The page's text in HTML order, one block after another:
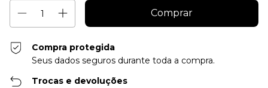
Compra protegida
Seus dados seguros durante toda a compra.
Trocas e devoluções